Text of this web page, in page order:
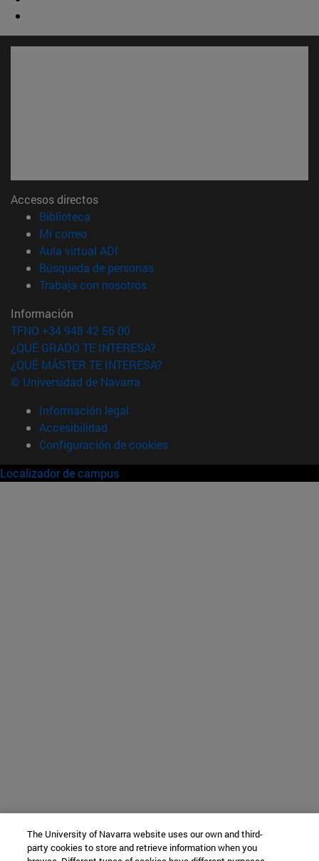
Accesos directos
Biblioteca
Mi correo(abre en nueva ventana)
Aula virtual ADI
Búsqueda de personas(abre en nueva ventana)
Trabaja con nosotros(abre en nueva ventana)
Información
TFNO +34 948 42 56 00
¿QUÉ GRADO TE INTERESA?
¿QUÉ MÁSTER TE INTERESA?
© Universidad de Navarra
Información legal
Accesibilidad
Configuración de cookies
Localizador de campus
The University of Navarra website uses our own and third-
party cookies to store and retrieve information when you